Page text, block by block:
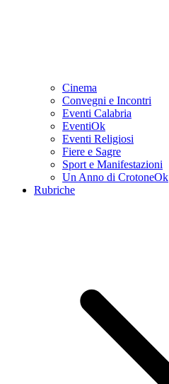
Cinema
Convegni e Incontri
Eventi Calabria
EventiOk
Eventi Religiosi
Fiere e Sagre
Sport e Manifestazioni
Un Anno di CrotoneOk
Rubriche